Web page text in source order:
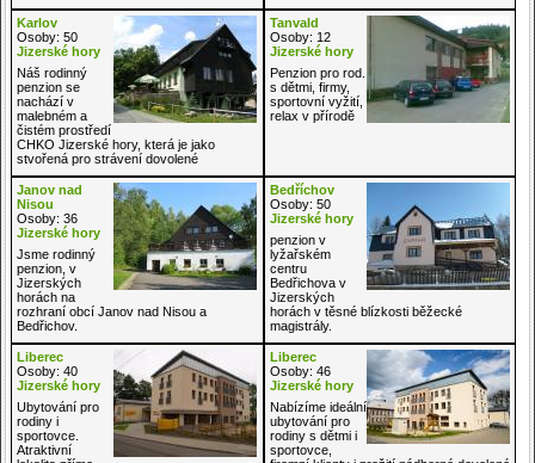
Karlov
Osoby: 50
Jizerské hory
Náš rodinný
penzion se
nachází v
malebném a
čistém prostředí
CHKO Jizerské hory, která je jako
stvořená pro strávení dovolené
Tanvald
Osoby: 12
Jizerské hory
Penzion pro rod.
s dětmi, firmy,
sportovní vyžití,
relax v přírodě
Janov nad
Nisou
Osoby: 36
Jizerské hory
Jsme rodinný
penzion, v
Jizerských
horách na
rozhraní obcí Janov nad Nisou a
Bedřichov.
Bedříchov
Osoby: 50
Jizerské hory
penzion v
lyžařském
centru
Bedřichova v
Jizerských
horách v těsné blízkosti běžecké
magistrály.
Liberec
Osoby: 40
Jizerské hory
Ubytování pro
rodiny i
sportovce.
Atraktivní
Liberec
Osoby: 46
Jizerské hory
Nabízíme ideální
ubytování pro
rodiny s dětmi i
sportovce,